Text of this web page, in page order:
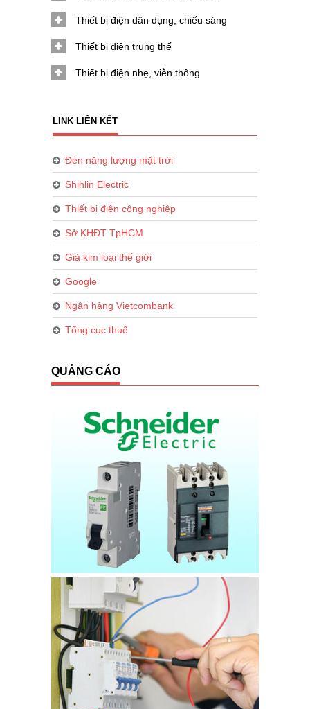
Thiết bị điện dân dụng, chiếu sáng
Thiết bị điện trung thế
Thiết bị điện nhẹ, viễn thông
LINK LIÊN KẾT
Đèn năng lượng mặt trời
Shihlin Electric
Thiết bị điện công nghiệp
Sở KHĐT TpHCM
Giá kim loại thế giới
Google
Ngân hàng Vietcombank
Tổng cục thuế
QUẢNG CÁO